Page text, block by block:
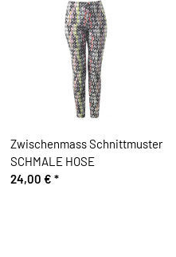
Zwischenmass Schnittmuster
SCHMALE HOSE
24,00 € *